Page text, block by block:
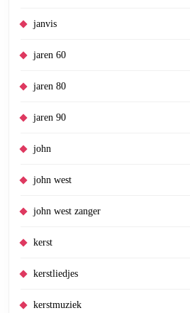
janvis
jaren 60
jaren 80
jaren 90
john
john west
john west zanger
kerst
kerstliedjes
kerstmuziek